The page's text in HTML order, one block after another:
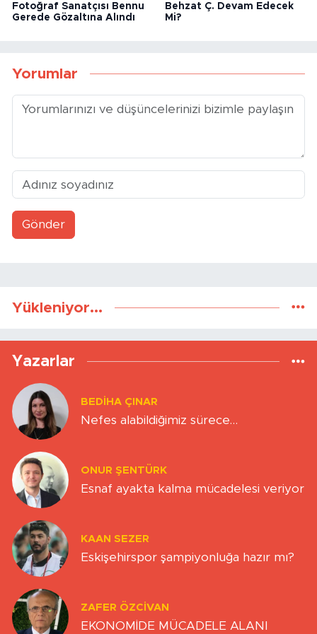
Fotoğraf Sanatçısı Bennu
Gerede Gözaltına Alındı
Behzat Ç. Devam Edecek
Mi?
Yorumlar
Gönder
Yükleniyor...
Yazarlar
BEDIHA ÇINAR
Nefes alabildiğimiz sürece…
ONUR ŞENTÜRK
Esnaf ayakta kalma mücadelesi veriyor
KAAN SEZER
Eskişehirspor şampiyonluğa hazır mı?
ZAFER ÖZCIVAN
EKONOMİDE MÜCADELE ALANI